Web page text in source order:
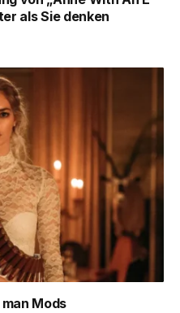
als Sie denken
Mods